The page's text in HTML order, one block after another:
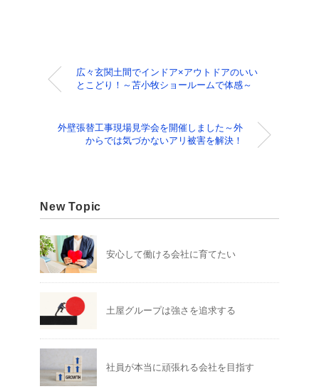
広々玄関土間でインドア×アウトドアのいい
とこどり！～苫小牧ショールームで体感～
外壁張替工事現場見学会を開催しました～外
からでは気づかないアリ被害を解決！
New Topic
安心して働ける会社に育てたい
土屋グループは強さを追求する
社員が本当に頑張れる会社を目指す